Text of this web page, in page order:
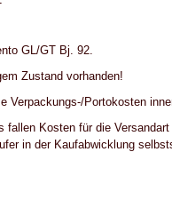
GL/GT Bj. 92.
Zustand vorhanden!
Verpackungs-/Portokosten
fallen Kosten für die
in der Kaufabwicklung